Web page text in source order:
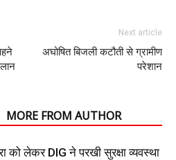
Next article
अघोषित बिजली कटौती से ग्रामीण
परेशान
MORE FROM AUTHOR
को लेकर DIG ने परखी सुरक्षा व्यवस्था